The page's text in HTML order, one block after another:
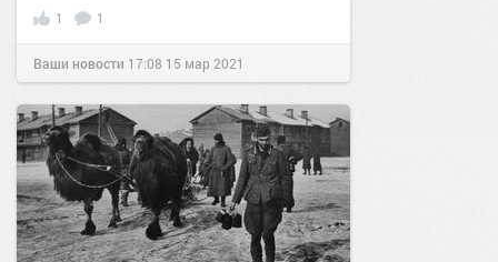
1 1
Ваши новости 17:08 15 мар 2021